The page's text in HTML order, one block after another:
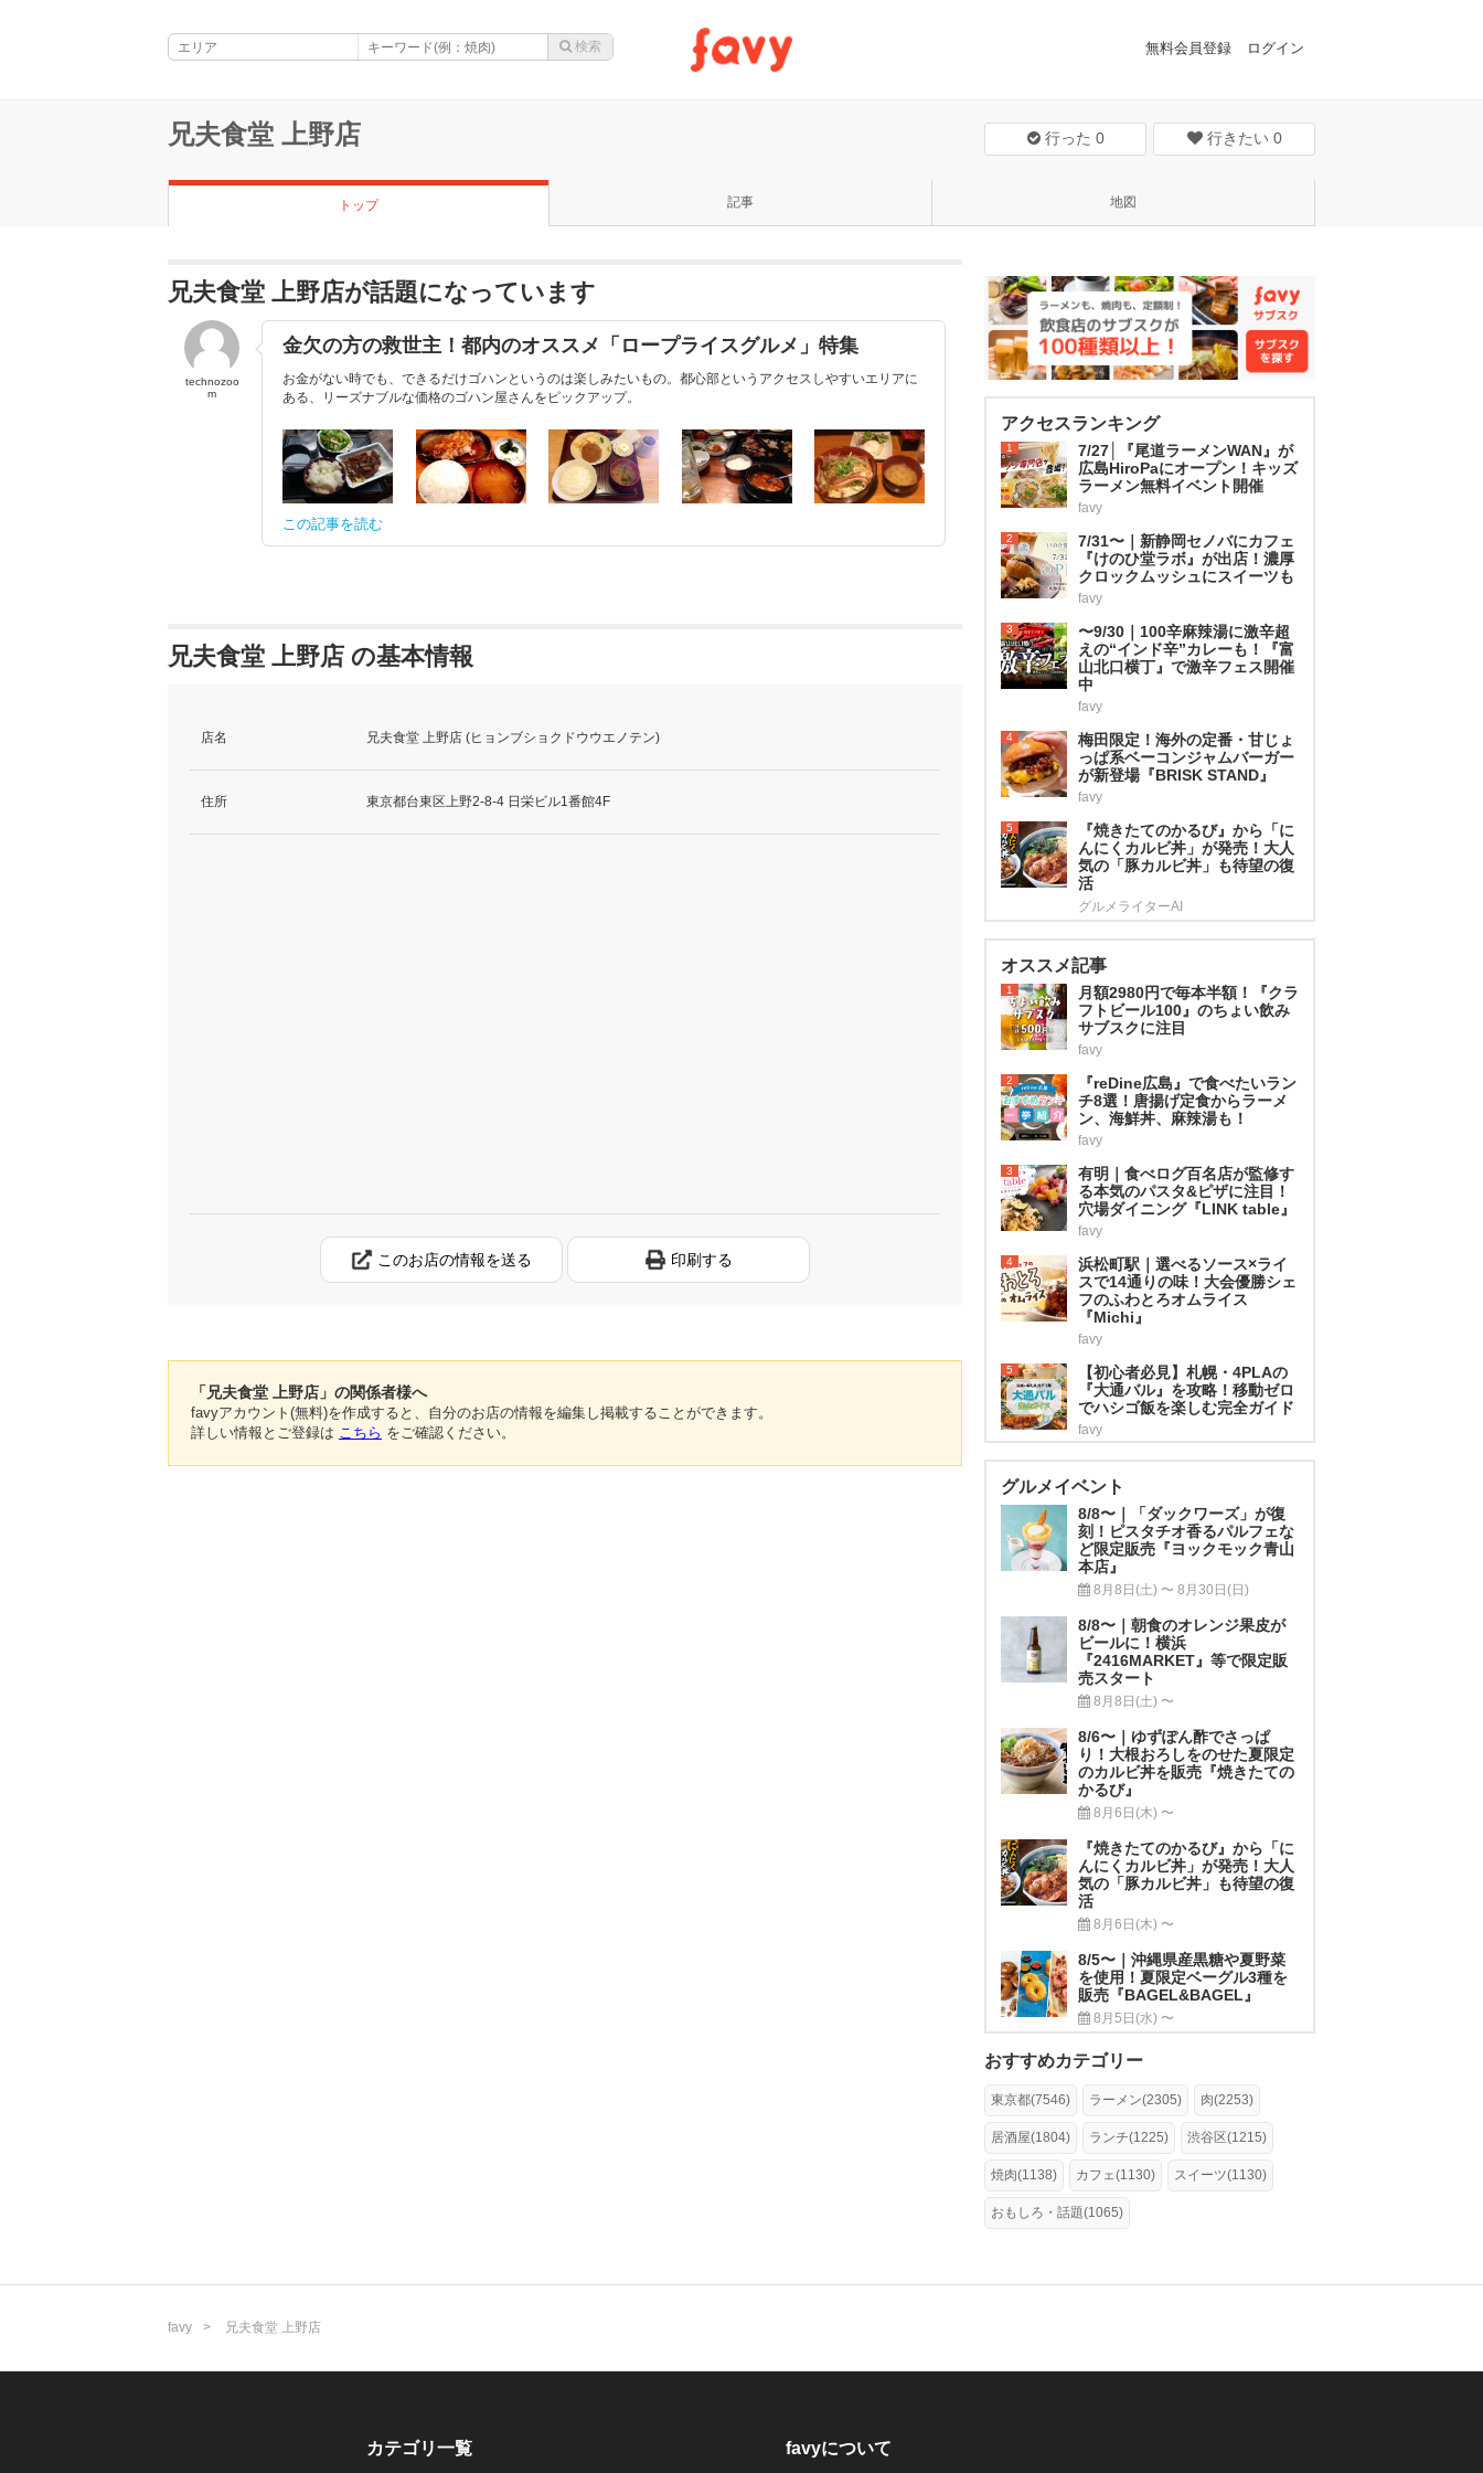
無料会員登録 ログイン
兄夫食堂 上野店 行った 0 行きたい 0
トップ 記事 地図
兄夫食堂 上野店が話題になっています
technozoo
m
金欠の方の救世主！都内のオススメ「ロープライスグルメ」特集
お金がない時でも、できるだけゴハンというのは楽しみたいもの。都心部というアクセスしやすいエリアに
ある、リーズナブルな価格のゴハン屋さんをピックアップ。
この記事を読む
兄夫食堂 上野店 の基本情報
店名 兄夫食堂 上野店 (ヒョンブショクドウウエノテン)
住所 東京都台東区上野2-8-4 日栄ビル1番館4F
このお店の情報を送る 印刷する
「兄夫食堂 上野店」の関係者様へ
favyアカウント(無料)を作成すると、自分のお店の情報を編集し掲載することができます。
詳しい情報とご登録は こちら をご確認ください。
アクセスランキング
1
7/27│『尾道ラーメンWAN』が
広島HiroPaにオープン！キッズ
ラーメン無料イベント開催
favy
2
7/31〜｜新静岡セノバにカフェ
『けのひ堂ラボ』が出店！濃厚
クロックムッシュにスイーツも
favy
3
〜9/30｜100辛麻辣湯に激辛超
えの“インド辛”カレーも！『富
山北口横丁』で激辛フェス開催
中
favy
4
梅田限定！海外の定番・甘じょ
っぱ系ベーコンジャムバーガー
が新登場『BRISK STAND』
favy
5
『焼きたてのかるび』から「に
んにくカルビ丼」が発売！大人
気の「豚カルビ丼」も待望の復
活
グルメライターAI
オススメ記事
1
月額2980円で毎本半額！『クラ
フトビール100』のちょい飲み
サブスクに注目
favy
2
『reDine広島』で食べたいラン
チ8選！唐揚げ定食からラーメ
ン、海鮮丼、麻辣湯も！
favy
3
有明｜食べログ百名店が監修す
る本気のパスタ&ピザに注目！
穴場ダイニング『LINK table』
favy
4
浜松町駅｜選べるソース×ライ
スで14通りの味！大会優勝シェ
フのふわとろオムライス
『Michi』
favy
5
【初心者必見】札幌・4PLAの
『大通バル』を攻略！移動ゼロ
でハシゴ飯を楽しむ完全ガイド
favy
グルメイベント
8/8〜｜「ダックワーズ」が復
刻！ピスタチオ香るパルフェな
ど限定販売『ヨックモック青山
本店』
8月8日(土) 〜 8月30日(日)
8/8〜｜朝食のオレンジ果皮が
ビールに！横浜
『2416MARKET』等で限定販
売スタート
8月8日(土) 〜
8/6〜｜ゆずぽん酢でさっぱ
り！大根おろしをのせた夏限定
のカルビ丼を販売『焼きたての
かるび』
8月6日(木) 〜
『焼きたてのかるび』から「に
んにくカルビ丼」が発売！大人
気の「豚カルビ丼」も待望の復
活
8月6日(木) 〜
8/5〜｜沖縄県産黒糖や夏野菜
を使用！夏限定ベーグル3種を
販売『BAGEL&BAGEL』
8月5日(水) 〜
おすすめカテゴリー
東京都(7546) ラーメン(2305) 肉(2253)
居酒屋(1804) ランチ(1225) 渋谷区(1215)
焼肉(1138) カフェ(1130) スイーツ(1130)
おもしろ・話題(1065)
favy 兄夫食堂 上野店
カテゴリ一覧 favyについて